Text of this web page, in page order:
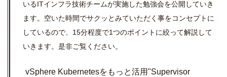
いるITインフラ技術チームが実施した勉強会を公開していき
ます。空いた時間でサクッとみていただく事をコンセプトに
しているので、15分程度で1つのポイントに絞って解説して
いきます。是非ご覧ください。
vSphere Kubernetesをもっと活用"Supervisor